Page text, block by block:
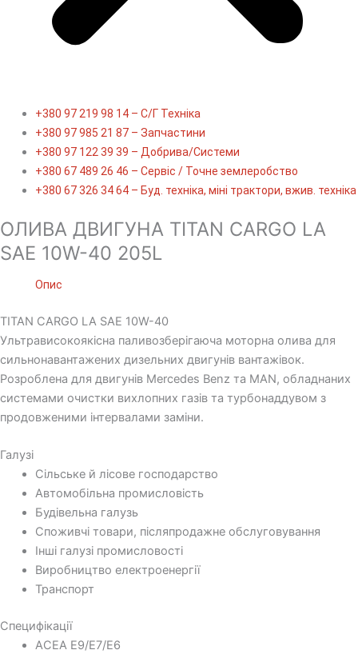
+380 97 219 98 14 – С/Г Техніка
+380 97 985 21 87 – Запчастини
+380 97 122 39 39 – Добрива/Cистеми
+380 67 489 26 46 – Сервіс / Точне землеробство
+380 67 326 34 64 – Буд. техніка, міні трактори, вжив. техніка
ОЛИВА ДВИГУНА TITAN CARGO LA
SAE 10W-40 205L
Опис
TITAN CARGO LA SAE 10W-40
Ультрависокоякісна паливозберігаюча моторна олива для
сильнонавантажених дизельних двигунів вантажівок.
Розроблена для двигунів Mercedes Benz та MAN, обладнаних
системами очистки вихлопних газів та турбонаддувом з
продовженими інтервалами заміни.
Галузі
Сільське й лісове господарство
Автомобільна промисловість
Будівельна галузь
Споживчі товари, післяпродажне обслуговування
Інші галузі промисловості
Виробництво електроенергії
Транспорт
Специфікації
ACEA E9/E7/E6